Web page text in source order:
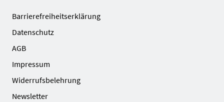
Barrierefreiheitserklärung
Datenschutz
AGB
Impressum
Widerrufsbelehrung
Newsletter